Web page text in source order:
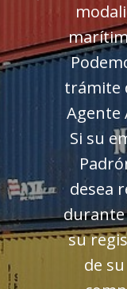
trámite
Agente
Si su
desea
durante
su
de